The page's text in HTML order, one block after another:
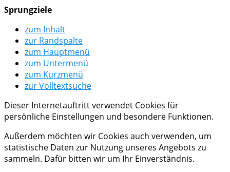
Sprungziele
zum Inhalt
zur Randspalte
zum Hauptmenü
zum Untermenü
zum Kurzmenü
zur Volltextsuche
Dieser Internetauftritt verwendet Cookies für
persönliche Einstellungen und besondere Funktionen.
Außerdem möchten wir Cookies auch verwenden, um
statistische Daten zur Nutzung unseres Angebots zu
sammeln. Dafür bitten wir um Ihr Einverständnis.